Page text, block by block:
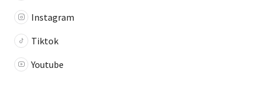
Instagram
Tiktok
Youtube